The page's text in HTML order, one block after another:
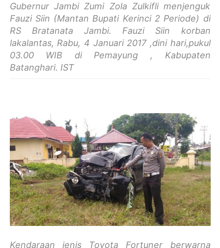
Gubernur Jambi Zumi Zola Zulkifli menjenguk
Fauzi Siin (Mantan Bupati Kerinci 2 Periode) di
RS Bratanata Jambi. Fauzi Siin korban
lakalantas, Rabu, 4 Januari 2017 ,dini hari,pukul
03.00 WIB di Pemayung , Kabupaten
Batanghari. IST
Kendaraan jenis Toyota Fortuner berwarna